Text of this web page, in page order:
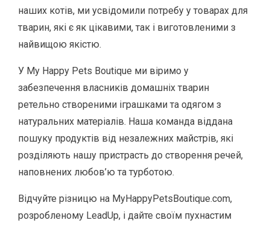
наших котів, ми усвідомили потребу у товарах для
тварин, які є як цікавими, так і виготовленими з
найвищою якістю.
У My Happy Pets Boutique ми віримо у
забезпечення власників домашніх тварин
ретельно створеними іграшками та одягом з
натуральних матеріалів. Наша команда віддана
пошуку продуктів від незалежних майстрів, які
розділяють нашу пристрасть до створення речей,
наповнених любов’ю та турботою.
Відчуйте різницю на MyHappyPetsBoutique.com,
розробленому LeadUp, і дайте своїм пухнастим